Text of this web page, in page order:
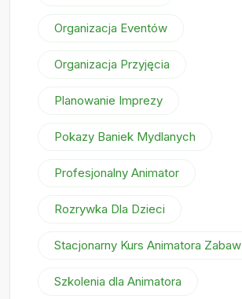
Organizacja Eventów
Organizacja Przyjęcia
Planowanie Imprezy
Pokazy Baniek Mydlanych
Profesjonalny Animator
Rozrywka Dla Dzieci
Stacjonarny Kurs Animatora Zabaw
Szkolenia dla Animatora